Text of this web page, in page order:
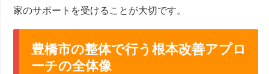
家のサポートを受けることが大切です。
豊橋市の整体で行う根本改善アプロ
ーチの全体像